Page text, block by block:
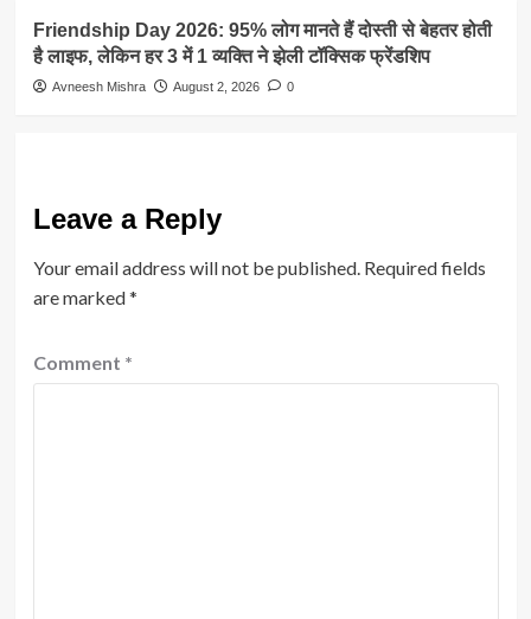
Friendship Day 2026: 95% लोग मानते हैं दोस्ती से बेहतर होती
है लाइफ, लेकिन हर 3 में 1 व्यक्ति ने झेली टॉक्सिक फ्रेंडशिप
Avneesh Mishra August 2, 2026 0
Leave a Reply
Your email address will not be published. Required fields
are marked*
Comment *